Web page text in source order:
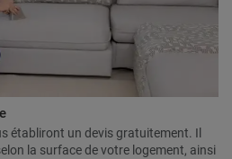
établiront un devis gratuitement. Il
la surface de votre logement, ainsi